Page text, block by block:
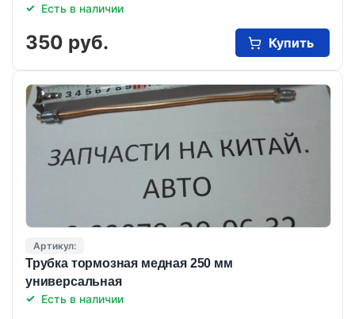
Есть в наличии
350 руб. Купить
Артикул:
Трубка тормозная медная 250 мм
универсальная
Есть в наличии